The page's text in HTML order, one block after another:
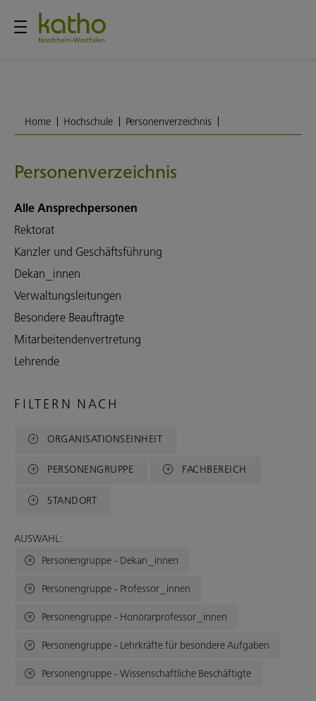
Home Hochschule Personenverzeichnis
Personenverzeichnis
Alle Ansprechpersonen
Rektorat
Kanzler und Geschäftsführung
Dekan_innen
Verwaltungsleitungen
Besondere Beauftragte
Mitarbeitendenvertretung
Lehrende
FILTERN NACH
ORGANISATIONSEINHEIT
PERSONENGRUPPE FACHBEREICH
STANDORT
AUSWAHL:
Personengruppe - Dekan_innen
Personengruppe - Professor_innen
Personengruppe - Honorarprofessor_innen
Personengruppe - Lehrkräfte für besondere Aufgaben
Personengruppe - Wissenschaftliche Beschäftigte